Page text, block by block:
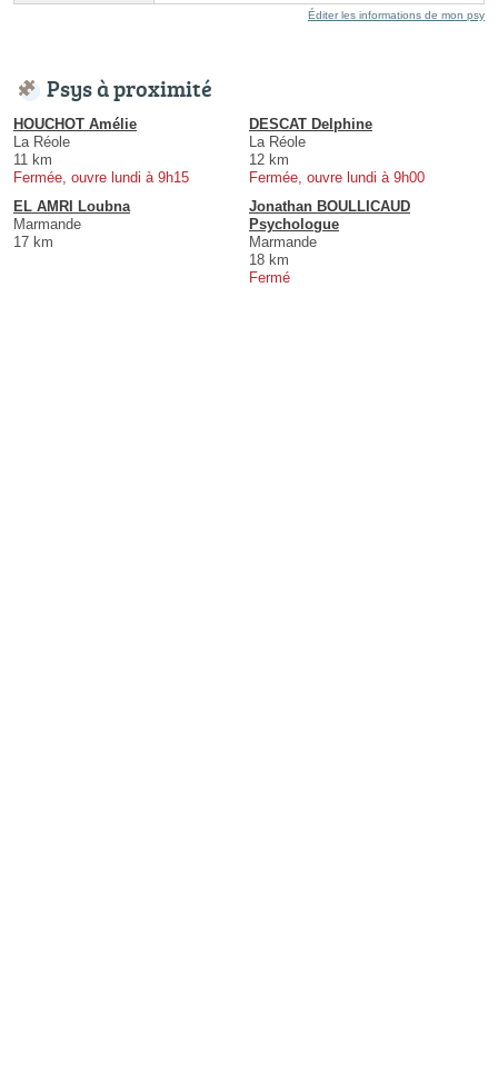
Éditer les informations de mon psy
Psys à proximité
HOUCHOT Amélie
La Réole
11 km
Fermée, ouvre lundi à 9h15
DESCAT Delphine
La Réole
12 km
Fermée, ouvre lundi à 9h00
EL AMRI Loubna
Marmande
17 km
Jonathan BOULLICAUD
Psychologue
Marmande
18 km
Fermé